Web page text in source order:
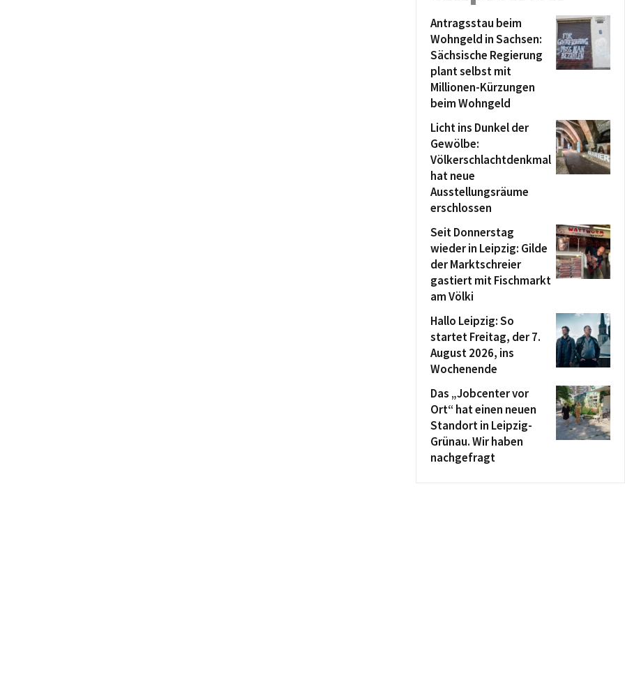
Antragsstau beim
Wohngeld in Sachsen:
Sächsische Regierung
plant selbst mit
Millionen-Kürzungen
beim Wohngeld
Licht ins Dunkel der
Gewölbe:
Völkerschlachtdenkmal
hat neue
Ausstellungsräume
erschlossen
Seit Donnerstag
wieder in Leipzig: Gilde
der Marktschreier
gastiert mit Fischmarkt
am Völki
Hallo Leipzig: So
startet Freitag, der 7.
August 2026, ins
Wochenende
Das „Jobcenter vor
Ort“ hat einen neuen
Standort in Leipzig-
Grünau. Wir haben
nachgefragt